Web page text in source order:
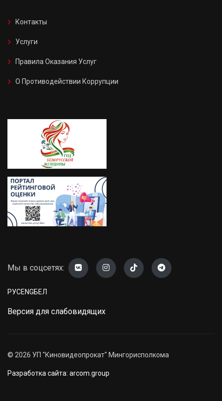
Контакты
Услуги
Правила Оказания Услуг
О Противодействии Коррупции
Мы в соцсетях:
РУСENGБЕЛ
Версия для слабовидящих
© 2026 УП "Киновидеопрокат" Мингорисполкома
Разработка сайта: arcom.group